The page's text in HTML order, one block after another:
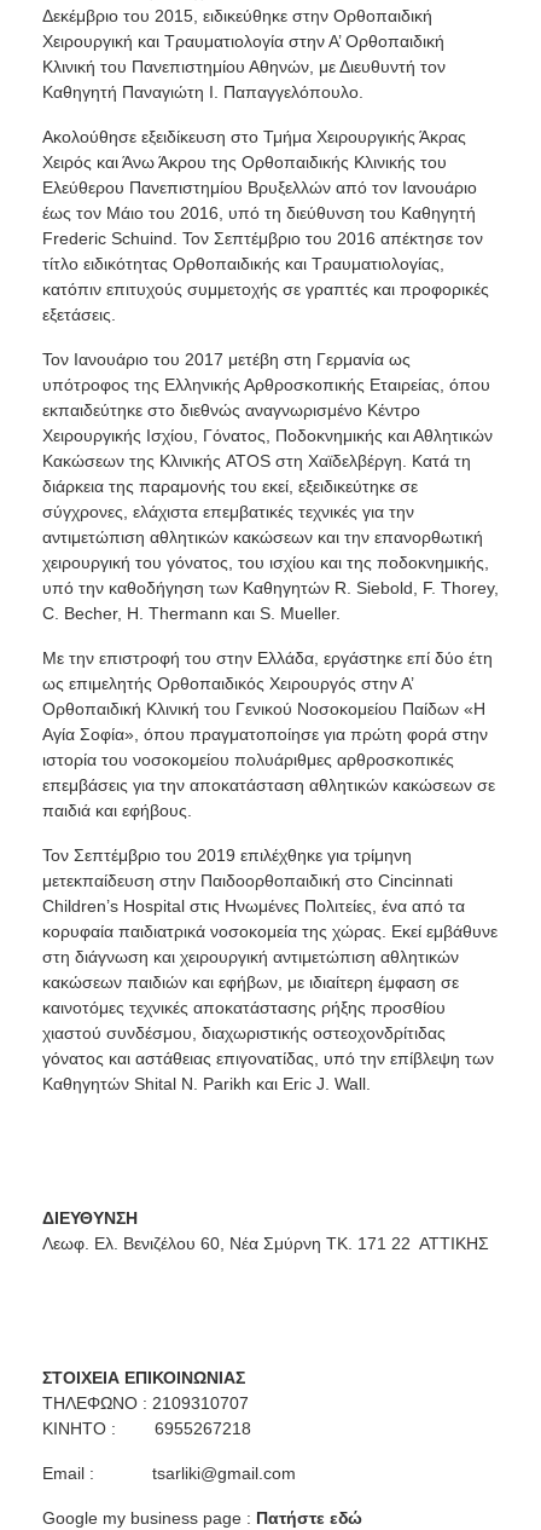
Δεκέμβριο του 2015, ειδικεύθηκε στην Ορθοπαιδική
Χειρουργική και Τραυματιολογία στην Α’ Ορθοπαιδική
Κλινική του Πανεπιστημίου Αθηνών, με Διευθυντή τον
Καθηγητή Παναγιώτη Ι. Παπαγγελόπουλο.
Ακολούθησε εξειδίκευση στο Τμήμα Χειρουργικής Άκρας
Χειρός και Άνω Άκρου της Ορθοπαιδικής Κλινικής του
Ελεύθερου Πανεπιστημίου Βρυξελλών από τον Ιανουάριο
έως τον Μάιο του 2016, υπό τη διεύθυνση του Καθηγητή
Frederic Schuind. Τον Σεπτέμβριο του 2016 απέκτησε τον
τίτλο ειδικότητας Ορθοπαιδικής και Τραυματιολογίας,
κατόπιν επιτυχούς συμμετοχής σε γραπτές και προφορικές
εξετάσεις.
Τον Ιανουάριο του 2017 μετέβη στη Γερμανία ως
υπότροφος της Ελληνικής Αρθροσκοπικής Εταιρείας, όπου
εκπαιδεύτηκε στο διεθνώς αναγνωρισμένο Κέντρο
Χειρουργικής Ισχίου, Γόνατος, Ποδοκνημικής και Αθλητικών
Κακώσεων της Κλινικής ATOS στη Χαϊδελβέργη. Κατά τη
διάρκεια της παραμονής του εκεί, εξειδικεύτηκε σε
σύγχρονες, ελάχιστα επεμβατικές τεχνικές για την
αντιμετώπιση αθλητικών κακώσεων και την επανορθωτική
χειρουργική του γόνατος, του ισχίου και της ποδοκνημικής,
υπό την καθοδήγηση των Καθηγητών R. Siebold, F. Thorey,
C. Becher, H. Thermann και S. Mueller.
Με την επιστροφή του στην Ελλάδα, εργάστηκε επί δύο έτη
ως επιμελητής Ορθοπαιδικός Χειρουργός στην Α’
Ορθοπαιδική Κλινική του Γενικού Νοσοκομείου Παίδων «Η
Αγία Σοφία», όπου πραγματοποίησε για πρώτη φορά στην
ιστορία του νοσοκομείου πολυάριθμες αρθροσκοπικές
επεμβάσεις για την αποκατάσταση αθλητικών κακώσεων σε
παιδιά και εφήβους.
Τον Σεπτέμβριο του 2019 επιλέχθηκε για τρίμηνη
μετεκπαίδευση στην Παιδοορθοπαιδική στο Cincinnati
Children’s Hospital στις Ηνωμένες Πολιτείες, ένα από τα
κορυφαία παιδιατρικά νοσοκομεία της χώρας. Εκεί εμβάθυνε
στη διάγνωση και χειρουργική αντιμετώπιση αθλητικών
κακώσεων παιδιών και εφήβων, με ιδιαίτερη έμφαση σε
καινοτόμες τεχνικές αποκατάστασης ρήξης προσθίου
χιαστού συνδέσμου, διαχωριστικής οστεοχονδρίτιδας
γόνατος και αστάθειας επιγονατίδας, υπό την επίβλεψη των
Καθηγητών Shital N. Parikh και Eric J. Wall.
ΔΙΕΥΘΥΝΣΗ
Λεωφ. Ελ. Βενιζέλου 60, Νέα Σμύρνη ΤΚ. 171 22 ΑΤΤΙΚΗΣ
ΣΤΟΙΧΕΙΑ ΕΠΙΚΟΙΝΩΝΙΑΣ
ΤΗΛΕΦΩΝΟ : 2109310707
ΚΙΝΗΤΟ : 6955267218
Email : tsarliki@gmail.com
Google my business page : Πατήστε εδώ